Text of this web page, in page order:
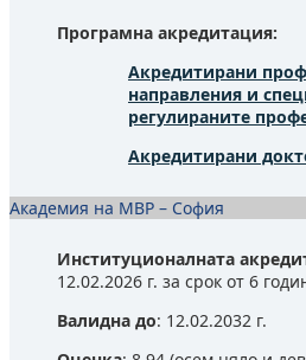
Програмна акредитация:
Акредитирани
направления и
регулираните
Акредитирани
Академия на МВР – София
Институционалната
12.02.2026 г. за срок от 6
Валидна до: 12.02.2032 г.